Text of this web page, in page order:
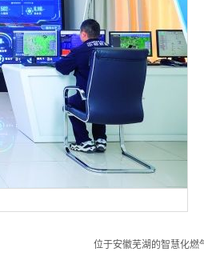
位于安徽芜湖的智慧化燃